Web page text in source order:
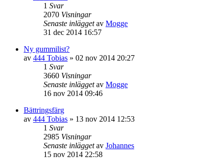
1 Svar
2070 Visningar
Senaste inläggetav Mogge
31 dec 2014 16:57
Ny gummilist?
av 444 Tobias » 02 nov 2014 20:27
1 Svar
3660 Visningar
Senaste inläggetav Mogge
16 nov 2014 09:46
Bättringsfärg
av 444 Tobias » 13 nov 2014 12:53
1 Svar
2985 Visningar
Senaste inläggetav Johannes
15 nov 2014 22:58